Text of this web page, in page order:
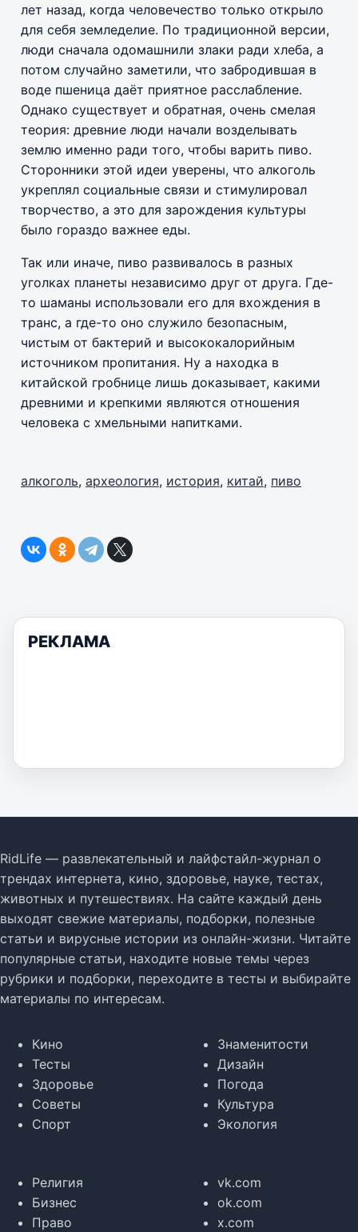
лет назад, когда человечество только открыло
для себя земледелие. По традиционной версии,
люди сначала одомашнили злаки ради хлеба, а
потом случайно заметили, что забродившая в
воде пшеница даёт приятное расслабление.
Однако существует и обратная, очень смелая
теория: древние люди начали возделывать
землю именно ради того, чтобы варить пиво.
Сторонники этой идеи уверены, что алкоголь
укреплял социальные связи и стимулировал
творчество, а это для зарождения культуры
было гораздо важнее еды.
Так или иначе, пиво развивалось в разных
уголках планеты независимо друг от друга. Где-
то шаманы использовали его для вхождения в
транс, а где-то оно служило безопасным,
чистым от бактерий и высококалорийным
источником пропитания. Ну а находка в
китайской гробнице лишь доказывает, какими
древними и крепкими являются отношения
человека с хмельными напитками.
алкоголь, археология, история, китай, пиво
РЕКЛАМА
RidLife — развлекательный и лайфстайл-журнал о
трендах интернета, кино, здоровье, науке, тестах,
животных и путешествиях. На сайте каждый день
выходят свежие материалы, подборки, полезные
статьи и вирусные истории из онлайн-жизни. Читайте
популярные статьи, находите новые темы через
рубрики и подборки, переходите в тесты и выбирайте
материалы по интересам.
Кино
Тесты
Здоровье
Советы
Спорт
Знаменитости
Дизайн
Погода
Культура
Экология
Религия
Бизнес
Право
vk.com
ok.com
x.com